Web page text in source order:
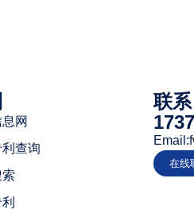
网
查询
联系
在线